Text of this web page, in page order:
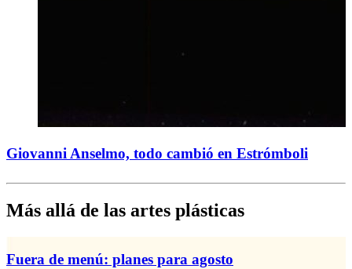
Giovanni Anselmo, todo cambió en Estrómboli
Más allá de las artes plásticas
Fuera de menú: planes para agosto